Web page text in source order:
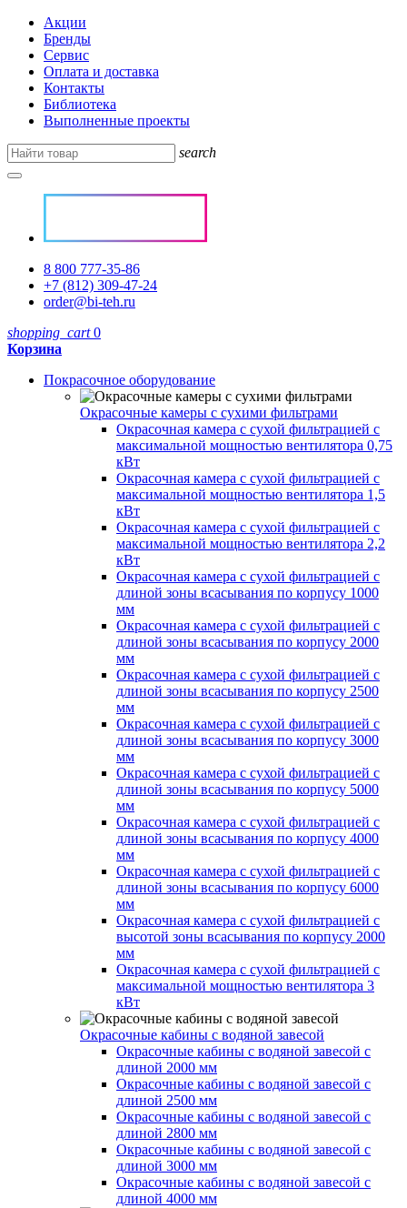
Акции
Бренды
Сервис
Оплата и доставка
Контакты
Библиотека
Выполненные проекты
search
8 800 777-35-86
+7 (812) 309-47-24
order@bi-teh.ru
shopping_cart 0
Корзина
Покрасочное оборудование
Окрасочные камеры с сухими фильтрами
Окрасочная камера с сухой фильтрацией с
максимальной мощностью вентилятора 0,75
кВт
Окрасочная камера с сухой фильтрацией с
максимальной мощностью вентилятора 1,5
кВт
Окрасочная камера с сухой фильтрацией с
максимальной мощностью вентилятора 2,2
кВт
Окрасочная камера с сухой фильтрацией с
длиной зоны всасывания по корпусу 1000
мм
Окрасочная камера с сухой фильтрацией с
длиной зоны всасывания по корпусу 2000
мм
Окрасочная камера с сухой фильтрацией с
длиной зоны всасывания по корпусу 2500
мм
Окрасочная камера с сухой фильтрацией с
длиной зоны всасывания по корпусу 3000
мм
Окрасочная камера с сухой фильтрацией с
длиной зоны всасывания по корпусу 5000
мм
Окрасочная камера с сухой фильтрацией с
длиной зоны всасывания по корпусу 4000
мм
Окрасочная камера с сухой фильтрацией с
длиной зоны всасывания по корпусу 6000
мм
Окрасочная камера с сухой фильтрацией с
высотой зоны всасывания по корпусу 2000
мм
Окрасочная камера с сухой фильтрацией с
максимальной мощностью вентилятора 3
кВт
Окрасочные кабины с водяной завесой
Окрасочные кабины с водяной завесой с
длиной 2000 мм
Окрасочные кабины с водяной завесой с
длиной 2500 мм
Окрасочные кабины с водяной завесой с
длиной 2800 мм
Окрасочные кабины с водяной завесой с
длиной 3000 мм
Окрасочные кабины с водяной завесой с
длиной 4000 мм